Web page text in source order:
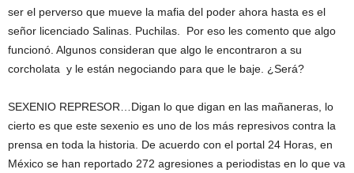
ser el perverso que mueve la mafia del poder ahora hasta es el
señor licenciado Salinas. Puchilas. Por eso les comento que algo
funcionó. Algunos consideran que algo le encontraron a su
corcholata y le están negociando para que le baje. ¿Será?
SEXENIO REPRESOR…Digan lo que digan en las mañaneras, lo
cierto es que este sexenio es uno de los más represivos contra la
prensa en toda la historia. De acuerdo con el portal 24 Horas, en
México se han reportado 272 agresiones a periodistas en lo que va